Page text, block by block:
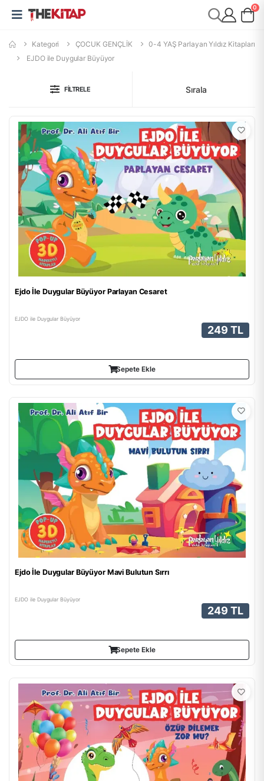
0
Kategori ÇOCUK GENÇLİK
0-4 YAŞ Parlayan Yıldız Kitapları
EJDO ile Duygular Büyüyor
FILTRELE Sırala
Ejdo İle Duygular Büyüyor Parlayan Cesaret
EJDO ile Duygular Büyüyor
249 TL
Sepete Ekle
Ejdo İle Duygular Büyüyor Mavi Bulutun Sırrı
EJDO ile Duygular Büyüyor
249 TL
Sepete Ekle